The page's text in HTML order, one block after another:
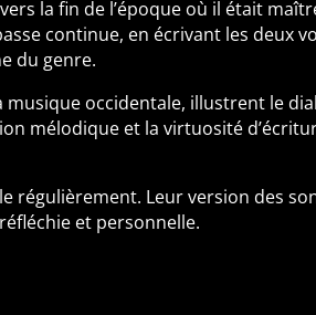
la fin de l’époque où il était
continue, en écrivant les deux
du genre.
occidentale, illustrent le
mélodique et la virtuosité
Leur version des
et personnelle.